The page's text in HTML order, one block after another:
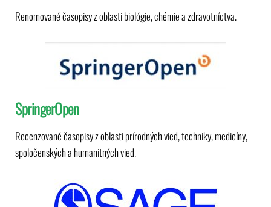
Renomované časopisy z oblasti biológie, chémie a zdravotníctva.
SpringerOpen
Recenzované časopisy z oblasti prírodných vied, techniky, medicíny,
spoločenských a humanitných vied.